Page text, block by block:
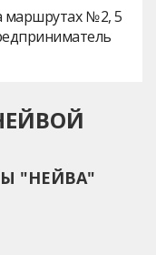
маршрутах № 2, 5
"НЕЙВА"